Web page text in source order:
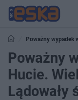
Poważny wypadek
śmigłowce LPR
Poważny
Hucie.
Lądowały